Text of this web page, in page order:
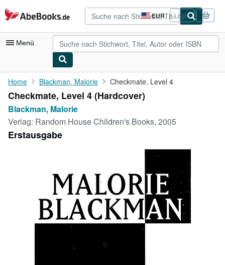
Zum Hauptinhalt
AbeBooks.de EUR
Seite
der
Einkaufseinstellungen.
Login
Menü
Nutzerkonto
Meine Bestellungen
Sammlungen
Verkäufer werden
Home Blackman, Malorie Checkmate, Level 4
Checkmate, Level 4 (Hardcover)
Blackman, Malorie
Verlag: Random House Children's Books, 2005
Erstausgabe